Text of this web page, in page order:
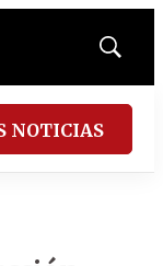
Mostrar
NOTICIAS